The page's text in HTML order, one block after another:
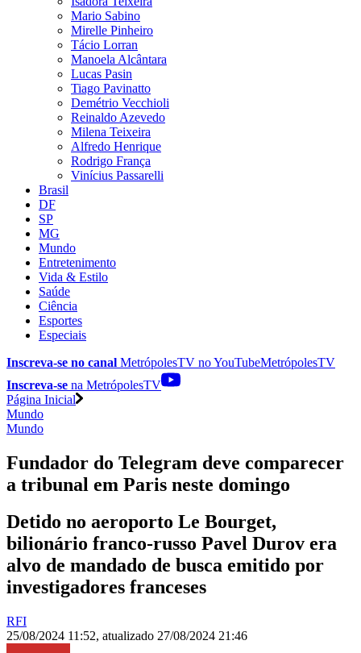
Mario Sabino
Mirelle Pinheiro
Tácio Lorran
Manoela Alcântara
Lucas Pasin
Tiago Pavinatto
Demétrio Vecchioli
Reinaldo Azevedo
Milena Teixeira
Alfredo Henrique
Rodrigo França
Vinícius Passarelli
Brasil
DF
SP
MG
Mundo
Entretenimento
Vida & Estilo
Saúde
Ciência
Esportes
Especiais
Inscreva-se no canal MetrópolesTV noYouTubeMetrópolesTV
Inscreva-se na MetrópolesTV
Página Inicial
Mundo
Mundo
Fundador do Telegram deve comparecer
a tribunal em Paris neste domingo
Detido no aeroporto Le Bourget,
bilionário franco-russo Pavel Durov era
alvo de mandado de busca emitido por
investigadores franceses
RFI
25/08/2024 11:52, atualizado 27/08/2024 21:46